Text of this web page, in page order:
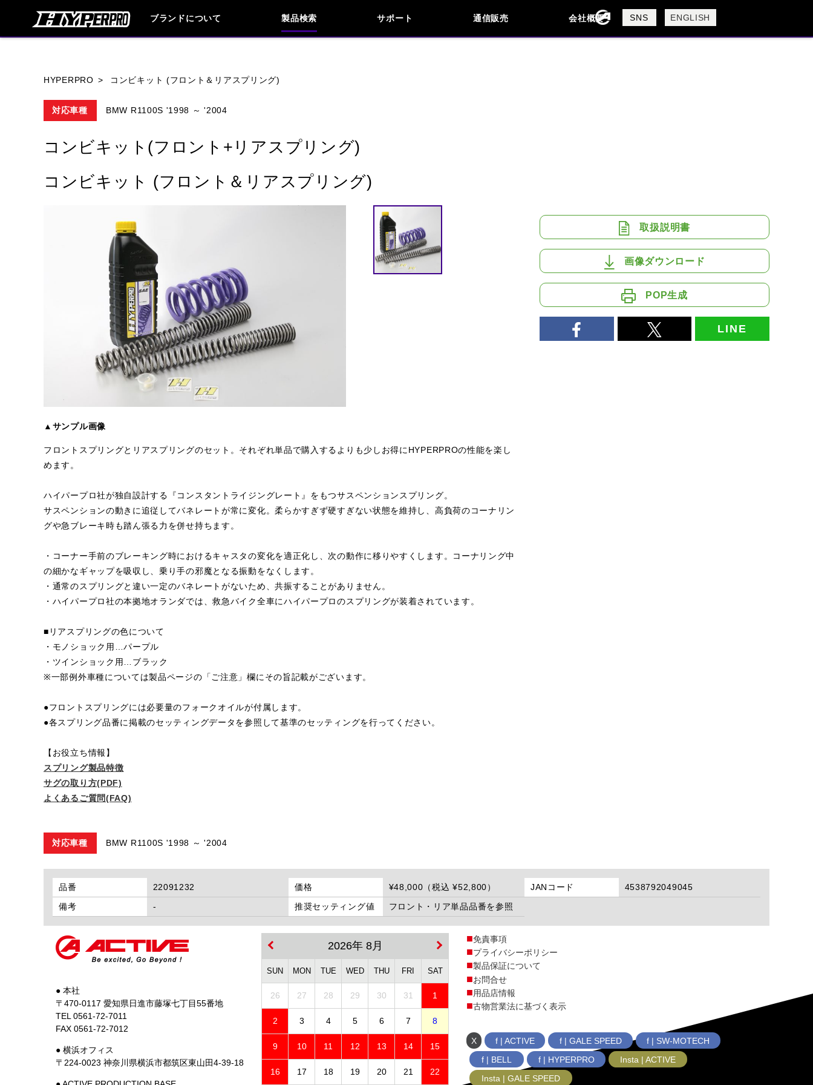
ブランドについて 製品検索 サポート
お問い合わせ
よくあるご質問
通信販売 会社概要
会社概要
採用情報
SNS ENGLISH
閉じる
HYPERPRO コンビキット (フロント＆リアスプリング)
対応車種 BMW R1100S '1998 ～ '2004
コンビキット(フロント+リアスプリング)
コンビキット (フロント＆リアスプリング)
▲サンプル画像
フロントスプリングとリアスプリングのセット。それぞれ単品で購入するよりも少しお得にHYPERPROの性能を楽し
めます。
ハイパープロ社が独自設計する『コンスタントライジングレート』をもつサスペンションスプリング。
サスペンションの動きに追従してバネレートが常に変化。柔らかすぎず硬すぎない状態を維持し、高負荷のコーナリン
グや急ブレーキ時も踏ん張る力を併せ持ちます。
・コーナー手前のブレーキング時におけるキャスタの変化を適正化し、次の動作に移りやすくします。コーナリング中
の細かなギャップを吸収し、乗り手の邪魔となる振動をなくします。
・通常のスプリングと違い一定のバネレートがないため、共振することがありません。
・ハイパープロ社の本拠地オランダでは、救急バイク全車にハイパープロのスプリングが装着されています。
■リアスプリングの色について
・モノショック用…パープル
・ツインショック用…ブラック
※一部例外車種については製品ページの「ご注意」欄にその旨記載がございます。
●フロントスプリングには必要量のフォークオイルが付属します。
●各スプリング品番に掲載のセッティングデータを参照して基準のセッティングを行ってください。
【お役立ち情報】
スプリング製品特徴
サグの取り方(PDF)
よくあるご質問(FAQ)
取扱説明書
画像ダウンロード
POP生成
LINE
対応車種 BMW R1100S '1998 ～ '2004
品番 22091232 価格 ¥48,000（税込 ¥52,800） JANコード
4538792049045
備考
- 推奨セッティング値 フロント・リア単品品番を参照
● 本社
〒470-0117 愛知県日進市藤塚七丁目55番地
TEL 0561-72-7011
FAX 0561-72-7012
● 横浜オフィス
〒224-0023 神奈川県横浜市都筑区東山田4-39-18
2026年 8月
SUN MON TUE WED THU FRI SAT
26 27 28 29 30 31 1
2 3 4 5 6 7 8
9 10 11 12 13 14 15
16 17 18 19 20 21 22
免責事項
プライバシーポリシー
製品保証について
お問合せ
用品店情報
古物営業法に基づく表示
X f | ACTIVE f | GALE SPEED
f | SW-MOTECH
f | BELL
f | HYPERPRO
Insta | ACTIVE
Insta | GALE SPEED